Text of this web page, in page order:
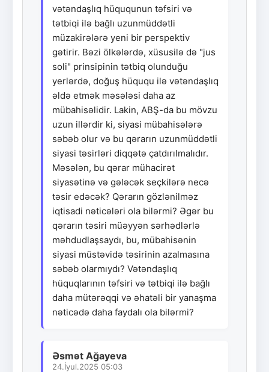
vətəndaşlıq hüququnun təfsiri və
tətbiqi ilə bağlı uzunmüddətli
müzakirələrə yeni bir perspektiv
gətirir. Bəzi ölkələrdə, xüsusilə də "jus
soli" prinsipinin tətbiq olunduğu
yerlərdə, doğuş hüququ ilə vətəndaşlıq
əldə etmək məsələsi daha az
mübahisəlidir. Lakin, ABŞ-da bu mövzu
uzun illərdir ki, siyasi mübahisələrə
səbəb olur və bu qərarın uzunmüddətli
siyasi təsirləri diqqətə çatdırılmalıdır.
Məsələn, bu qərar mühacirət
siyasətinə və gələcək seçkilərə necə
təsir edəcək? Qərarın gözlənilməz
iqtisadi nəticələri ola bilərmi? Əgər bu
qərarın təsiri müəyyən sərhədlərlə
məhdudlaşsaydı, bu, mübahisənin
siyasi müstəvidə təsirinin azalmasına
səbəb olarmıydı? Vətəndaşlıq
hüquqlarının təfsiri və tətbiqi ilə bağlı
daha mütərəqqi və əhatəli bir yanaşma
nəticədə daha faydalı ola bilərmi?
Əsmət Ağayeva
24.İyul.2025 05:03